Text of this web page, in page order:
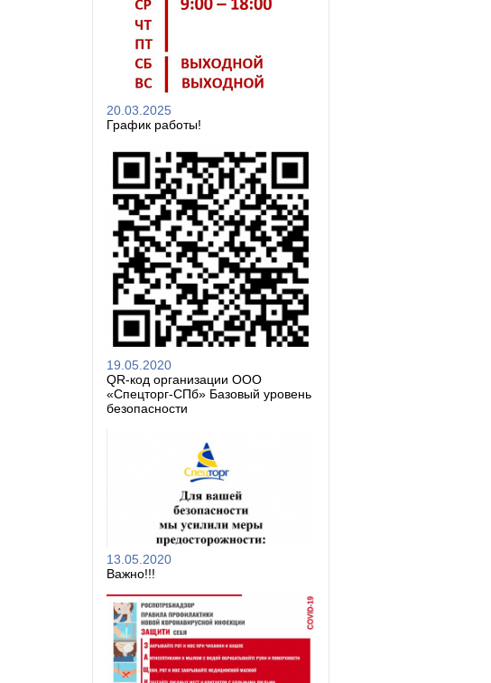
20.03.2025
График работы!
19.05.2020
QR-код организации ООО
«Спецторг-СПб» Базовый уровень
безопасности
13.05.2020
Важно!!!